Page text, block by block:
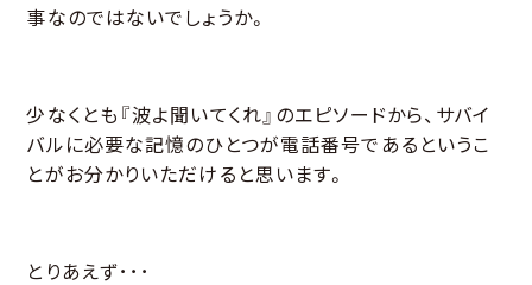
事なのではないでしょうか。
少なくとも『波よ聞いてくれ』のエピソードから、サバイ
バルに必要な記憶のひとつが電話番号であるというこ
とがお分かりいただけると思います。
とりあえず･･･